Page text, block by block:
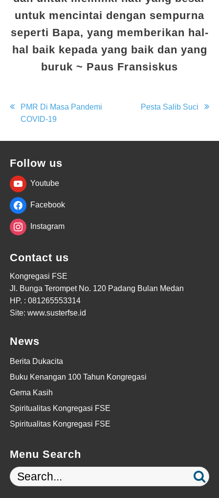
untuk mencintai dengan sempurna
seperti Bapa, yang memberikan hal-
hal baik kepada yang baik dan yang
buruk ~ Paus Fransiskus
Post
navigation
PMR Di Masa Pandemi
COVID-19
Pesta Salib Suci
Follow us
Youtube
Facebook
Instagram
Contact us
Kongregasi FSE
Jl. Bunga Terompet No. 120 Padang Bulan Medan
HP. : 081265553314
Site: www.susterfse.id
News
Berita Dukacita
Buku Kenangan 100 Tahun Kongregasi
Gema Kasih
Spiritualitas Kongregasi FSE
Spiritualitas Kongregasi FSE
Menu Search